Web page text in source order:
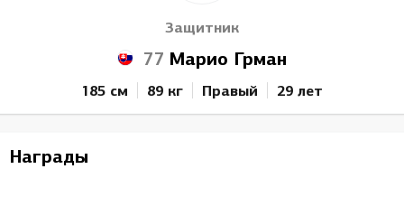
Защитник
77 Марио Грман
185 см 89 кг Правый 29 лет
Награды